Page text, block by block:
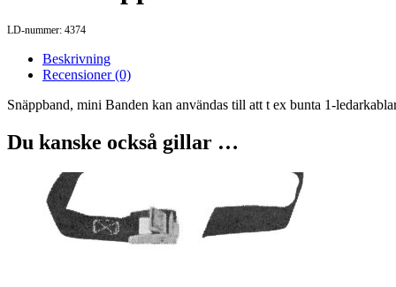
LD-nummer: 4374
Beskrivning
Recensioner (0)
Snäppband, mini Banden kan användas till att t ex bunta 1-
Du kanske också gillar …